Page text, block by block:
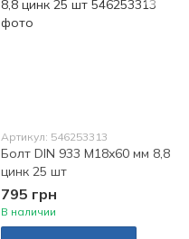
Артикул: 546253313
Болт DIN 933 M18x60 мм 8,8
цинк 25 шт
795 грн
В наличии